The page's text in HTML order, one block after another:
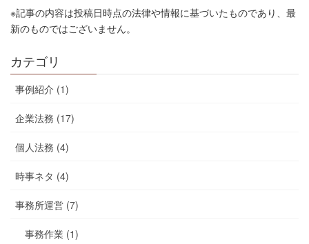
※記事の内容は投稿日時点の法律や情報に基づいたものであり、最
新のものではございません。
カテゴリ
事例紹介 (1)
企業法務 (17)
個人法務 (4)
時事ネタ (4)
事務所運営 (7)
事務作業 (1)